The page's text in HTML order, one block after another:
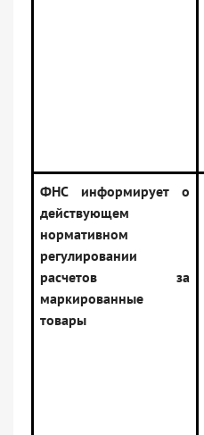
ФНС информирует о
действующем
нормативном
регулировании
расчетов за
маркированные
товары